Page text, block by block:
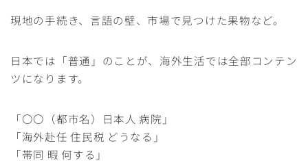
現地の手続き、言語の壁、市場で見つけた果物など。
日本では「普通」のことが、海外生活では全部コンテン
ツになります。
「〇〇（都市名）日本人 病院」
「海外赴任 住民税 どうなる」
「帯同 暇 何する」